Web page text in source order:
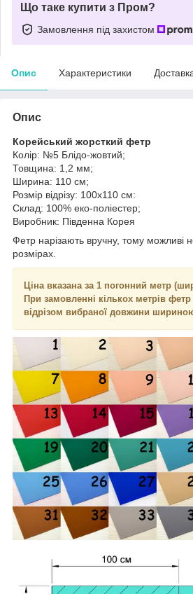
Що таке купити з Пром?
Замовлення під захистом
Опис Характеристики
Опис
Корейський жорсткий фетр
Колір: №5 Блідо-жовтий;
Товщина: 1,2 мм;
Ширина: 110 см;
Розмір відрізу: 100х110 см:
Склад: 100% еко-поліестер;
Виробник: Південна Корея
Фетр нарізають вручну, тому можливі
розмірах.
Ціна вказана за 1 погонний метр
При замовленні кількох метрів фетр
відрізом вибраної довжини